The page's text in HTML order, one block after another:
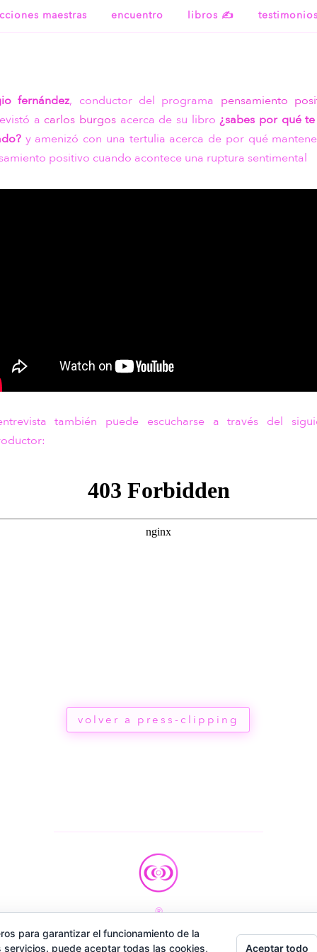
maestras encuentro libros ✍
fernández, conductor del programa pensamiento
a carlos burgosacerca de su libro¿sabes por qué
y amenizó con una tertulia acerca de por qué
positivo cuando acontece una ruptura sentimental
también puede escucharse a través del
volver a press-clipping
®
2026
para garantizar el funcionamiento de la
puede aceptar todas las cookies,
Aceptar todo